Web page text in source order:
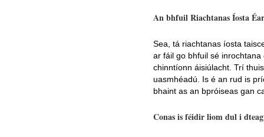
An bhfuil Riachtanas Íosta
Sea, tá riachtanas íosta
ar fáil go bhfuil sé
chinntíonn áisiúlacht. Trí
uasmhéadú. Is é an rud is
bhaint as an bpróiseas gan
Conas is féidir liom dul i